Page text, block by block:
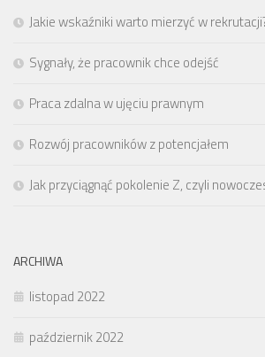
Jakie wskaźniki warto mierzyć w
Sygnały, że pracownik chce odejść
Praca zdalna w ujęciu prawnym
Rozwój pracowników z potencjałem
Jak przyciągnąć pokolenie Z, czyli
ARCHIWA
listopad 2022
październik 2022